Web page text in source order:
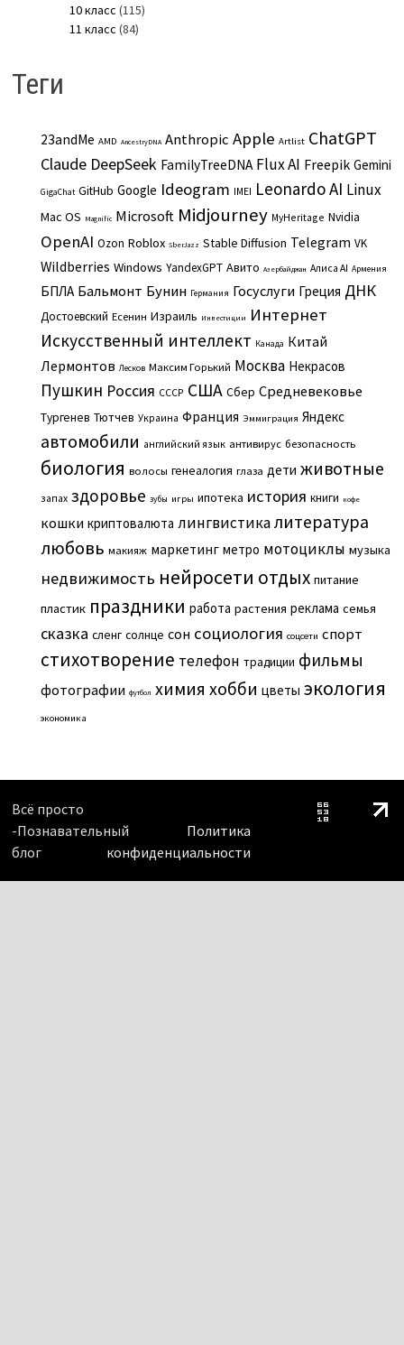
10 класс (115)
11 класс (84)
Теги
23andMe AMD AncestryDNA Anthropic Apple Artlist ChatGPT
Claude DeepSeek FamilyTreeDNA Flux AI Freepik Gemini
GigaChat GitHub Google Ideogram IMEI Leonardo AI Linux
Mac OS Magnific Microsoft Midjourney MyHeritage Nvidia
OpenAI Ozon Roblox SberJazz Stable Diffusion Telegram VK
Wildberries Windows YandexGPT Авито Азербайджан Алиса AI Армения
БПЛА Бальмонт Бунин Германия Госуслуги Греция ДНК
Достоевский Есенин Израиль Инвестиции Интернет
Искусственный интеллект Канада Китай
Лермонтов Лесков Максим Горький Москва Некрасов
Пушкин Россия СССР США Сбер Средневековье
Тургенев Тютчев Украина Франция Эммиграция Яндекс
автомобили английский язык антивирус безопасность
биология волосы генеалогия глаза дети животные
запах здоровье зубы игры ипотека история книги кофе
кошки криптовалюта лингвистикалитература
любовь макияж маркетинг метро мотоциклы музыка
недвижимость нейросети отдых питание
пластик праздники работа растения реклама семья
сказка сленг солнце сон социология соцсети спорт
стихотворение телефон традиции фильмы
фотографии футбол химия хобби цветы экология
экономика
Всё просто
-Познавательный
блог
Политика
конфиденциальности